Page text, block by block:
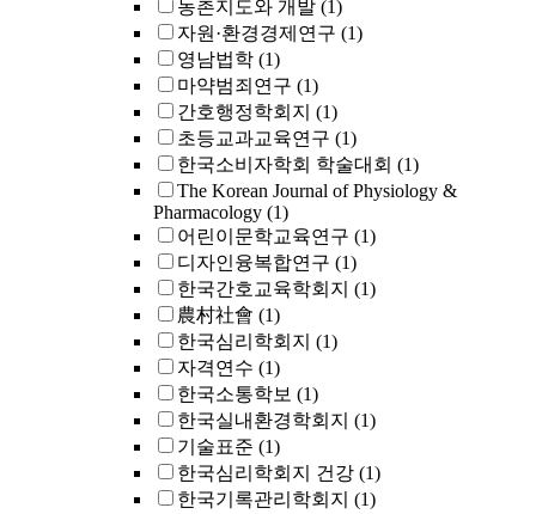
농촌지도와 개발 (1)
자원·환경경제연구 (1)
영남법학 (1)
마약범죄연구 (1)
간호행정학회지 (1)
초등교과교육연구 (1)
한국소비자학회 학술대회 (1)
The Korean Journal of Physiology &
Pharmacology (1)
어린이문학교육연구 (1)
디자인융복합연구 (1)
한국간호교육학회지 (1)
農村社會 (1)
한국심리학회지 (1)
자격연수 (1)
한국소통학보 (1)
한국실내환경학회지 (1)
기술표준 (1)
한국심리학회지 건강 (1)
한국기록관리학회지 (1)